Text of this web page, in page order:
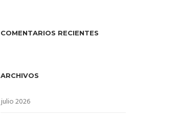
COMENTARIOS RECIENTES
ARCHIVOS
julio 2026